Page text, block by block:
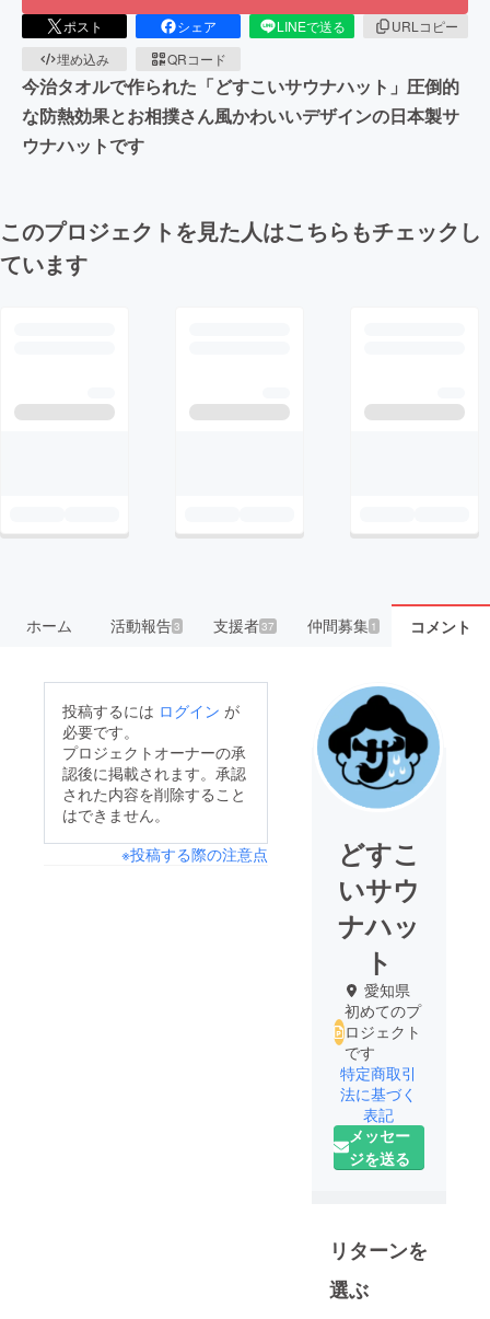
ポスト シェア LINEで送る
URLコピー
埋め込み
QRコード
今治タオルで作られた「どすこいサウナハット」圧倒的
な防熱効果とお相撲さん風かわいいデザインの日本製サ
ウナハットです
このプロジェクトを見た人はこちらもチェックし
ています
ホーム 活動報告3 支援者37 仲間募集 1 コメント
投稿するには ログイン が
必要です。
プロジェクトオーナーの承
認後に掲載されます。承認
された内容を削除すること
はできません。
※投稿する際の注意点
どすこ
いサウ
ナハッ
ト
愛知県
初めてのプ
ロジェクト
です
特定商取引
法に基づく
表記
メッセー
ジを送る
リターンを
選ぶ